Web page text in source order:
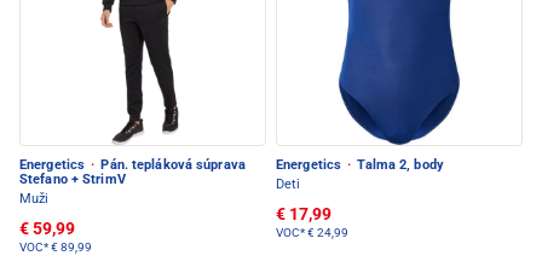
Energetics · Pán. tepláková súprava
Stefano + StrimV
Muži
€ 59,99
VOC*€ 89,99
Energetics · Talma 2, body
Deti
€ 17,99
VOC*€ 24,99